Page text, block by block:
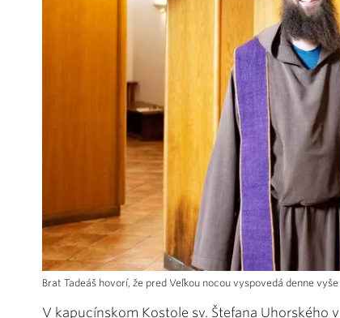
Brat Tadeáš hovorí, že pred Veľkou nocou vyspovedá denne
V kapucínskom Kostole sv. Štefana Uhorského